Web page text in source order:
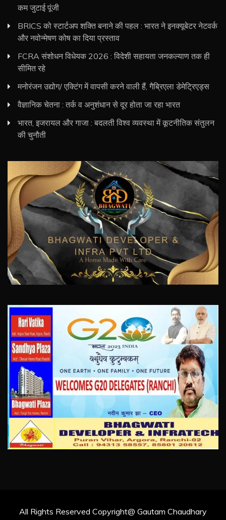
कम जुटाई पूंजी
BRICS को स्टार्टअप शक्ति बनाने की पहल : भारत ने इनक्यूबेटर नेटवर्क
और नवोन्मेषण कोष का दिया प्रस्ताव
FCRA संशोधन विधेयक 2026 : विदेशी सहायता जनकल्याण तक ही
सीमित रहे
मनोरंजन उद्योग/ एक्टिंग में वापसी करने वाली हैं, गैब्रिएला डेमेट्रिएड्स
वैज्ञानिक चेतना : तर्क व अनुशंधान से दूर होता जा रहा भारत
भारत, इजरायल और गाजा : बदलती विश्व व्यवस्था में कूटनीतिक संतुलन
की चुनौती
All Rights Reserved Copyright@ Gautam Chaudhary